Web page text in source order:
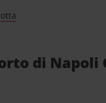
di Napoli